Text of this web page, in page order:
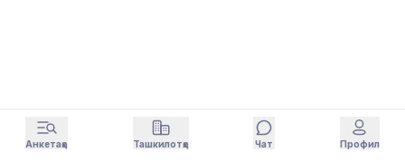
Анкетаҳо Ташкилотҳо Чат Профил